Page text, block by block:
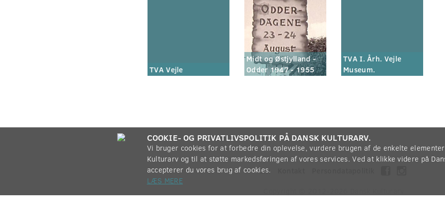
TVA Vejle
Midt og Østjylland -
Odder 1947 - 1955
TVA I. Årh. Vejle
Museum.
Om
COOKIE- OG PRIVATLIVSPOLITIK PÅ DANSK KULTURARV.
Vi bruger cookies for at forbedre din oplevelse, vurdere brugen af de enkelte
Kulturarv og til at støtte markedsføringen af vores services. Ved at klikke videre på
accepterer du vores brug af cookies.
LÆS MERE